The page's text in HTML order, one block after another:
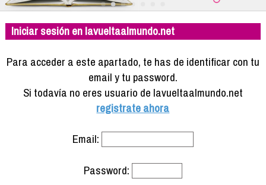
Camino solidario
Libros
Compañeros de viaje
Info viajeros
Iniciar sesión en lavueltaalmundo.net
Para acceder a este apartado, te has de identificar con tu
email y tu password.
Si todavía no eres usuario de lavueltaalmundo.net
registrate ahora
Email:
Password: